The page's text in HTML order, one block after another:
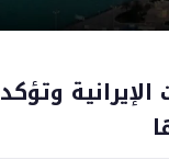
وتؤكد